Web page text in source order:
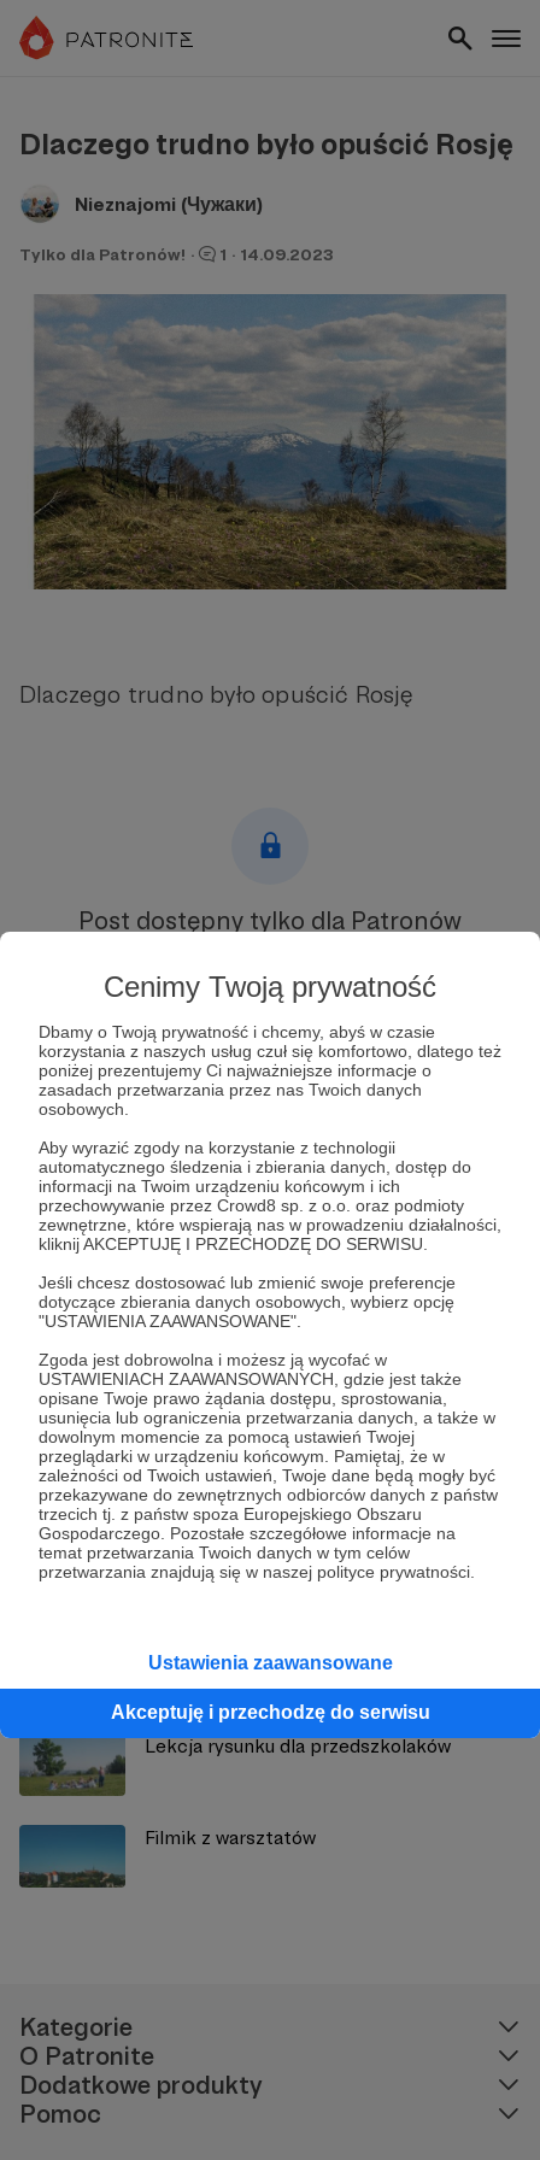
Cenimy Twoją prywatność
Dbamy o Twoją prywatność i chcemy, abyś w czasie
korzystania z naszych usług czuł się komfortowo, dlatego też
poniżej prezentujemy Ci najważniejsze informacje o
zasadach przetwarzania przez nas Twoich danych
osobowych.
Aby wyrazić zgody na korzystanie z technologii
automatycznego śledzenia i zbierania danych, dostęp do
informacji na Twoim urządzeniu końcowym i ich
przechowywanie przez Crowd8 sp. z o.o. oraz podmioty
zewnętrzne, które wspierają nas w prowadzeniu działalności,
kliknij AKCEPTUJĘ I PRZECHODZĘ DO SERWISU.
Jeśli chcesz dostosować lub zmienić swoje preferencje
dotyczące zbierania danych osobowych, wybierz opcję
"USTAWIENIA ZAAWANSOWANE".
Zgoda jest dobrowolna i możesz ją wycofać w
USTAWIENIACH ZAAWANSOWANYCH, gdzie jest także
opisane Twoje prawo żądania dostępu, sprostowania,
usunięcia lub ograniczenia przetwarzania danych, a także w
dowolnym momencie za pomocą ustawień Twojej
przeglądarki w urządzeniu końcowym. Pamiętaj, że w
zależności od Twoich ustawień, Twoje dane będą mogły być
przekazywane do zewnętrznych odbiorców danych z państw
trzecich tj. z państw spoza Europejskiego Obszaru
Gospodarczego. Pozostałe szczegółowe informacje na
temat przetwarzania Twoich danych w tym celów
przetwarzania znajdują się w naszej polityce prywatności.
Ustawienia zaawansowane
Akceptuję i przechodzę do serwisu
Dlaczego trudno było opuścić Rosję
Nieznajomi (Чужаки)
Tylko dla Patronów! · 1 · 14.09.2023
Dlaczego trudno było opuścić Rosję
Post dostępny tylko dla Patronów
Zostań Patronem
Zaloguj się
kragzda czuzaki
Udostępnij
Nieznajomi (Чужаки)
Zobacz profil autora
Zobacz również
Wideo dla sponsorów
Lekcja rysunku dla przedszkolaków
Filmik z warsztatów
Kategorie
O Patronite
Dodatkowe produkty
Pomoc